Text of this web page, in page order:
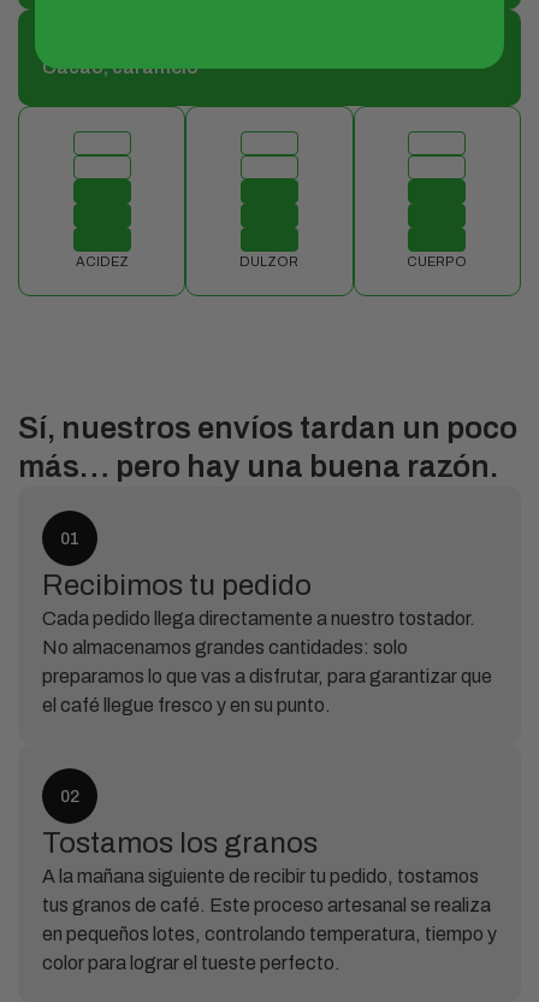
Cacao, caramelo
ACIDEZ DULZOR CUERPO
Sí, nuestros envíos tardan un poco
más… pero hay una buena razón.
01
Recibimos tu pedido
Cada pedido llega directamente a nuestro tostador.
No almacenamos grandes cantidades: solo
preparamos lo que vas a disfrutar, para garantizar que
el café llegue fresco y en su punto.
02
Tostamos los granos
A la mañana siguiente de recibir tu pedido, tostamos
tus granos de café. Este proceso artesanal se realiza
en pequeños lotes, controlando temperatura, tiempo y
color para lograr el tueste perfecto.